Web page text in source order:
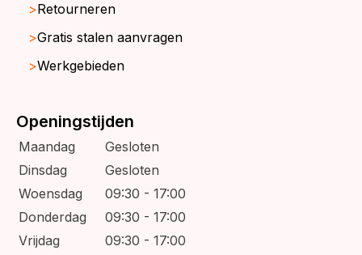
Retourneren
Gratis stalen aanvragen
Werkgebieden
Openingstijden
Maandag
Gesloten
Dinsdag
Gesloten
Woensdag
09:30 - 17:00
Donderdag
09:30 - 17:00
Vrijdag
09:30 - 17:00